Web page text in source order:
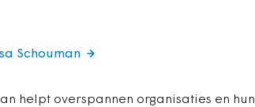
helpt overspannen organisaties en hun
Schouman